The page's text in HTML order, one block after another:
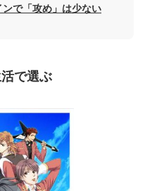
で「攻め」は少ない
で選ぶ